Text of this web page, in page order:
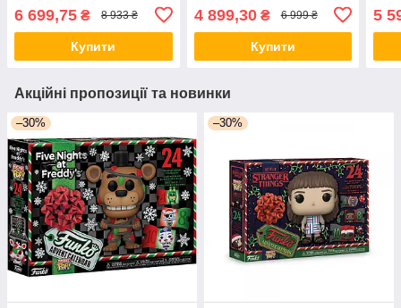
6 699,75 ₴ 8 933 ₴
Купити
4 899,30₴ 6 999 ₴
Купити
5
Акційні пропозиції та новинки
–30% –30%